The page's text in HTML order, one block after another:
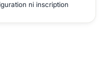
ni inscription